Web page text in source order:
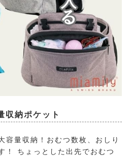
収納ポケット
容量収納！おむつ数枚、おしり
！ ちょっとした出先でおむつ